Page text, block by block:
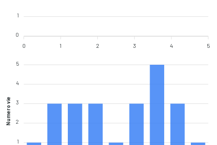
1
0
0 1 2 3 4 5
5
4
3
2
1
Numero vie